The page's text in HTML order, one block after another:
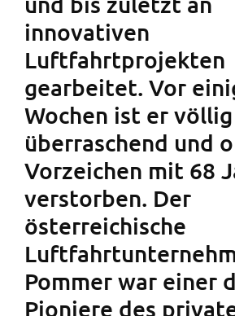
innovativen
Luftfahrtprojekten
gearbeitet. Vor
Wochen ist er völlig
überraschend und
Vorzeichen mit 68
verstorben. Der
österreichische
Pommer war einer
Pioniere des